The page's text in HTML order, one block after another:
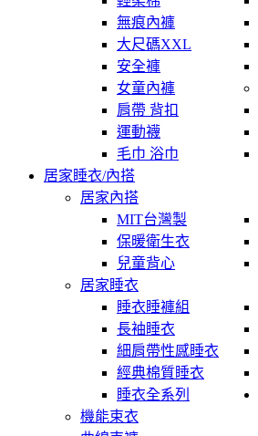
無痕內褲
大尺碼XXL
安全褲
女童內褲
肩帶 背扣
運動襪
毛巾 浴巾
居家睡衣/內搭
居家內搭
MIT台灣製
保暖衛生衣
兒童背心
居家睡衣
睡衣睡褲組
長袖睡衣
細肩帶性感睡衣
經典棉質睡衣
睡衣全系列
機能束衣